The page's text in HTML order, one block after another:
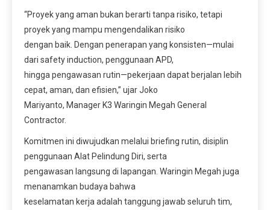
“Proyek yang aman bukan berarti tanpa risiko, tetapi
proyek yang mampu mengendalikan risiko
dengan baik. Dengan penerapan yang konsisten—mulai
dari safety induction, penggunaan APD,
hingga pengawasan rutin—pekerjaan dapat berjalan lebih
cepat, aman, dan efisien,” ujar Joko
Mariyanto, Manager K3 Waringin Megah General
Contractor.
Komitmen ini diwujudkan melalui briefing rutin, disiplin
penggunaan Alat Pelindung Diri, serta
pengawasan langsung di lapangan. Waringin Megah juga
menanamkan budaya bahwa
keselamatan kerja adalah tanggung jawab seluruh tim,